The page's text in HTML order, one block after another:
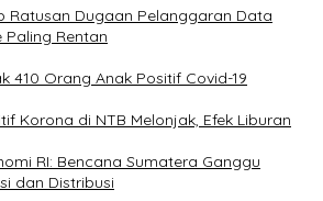
Ratusan Dugaan Pelanggaran Data
Paling Rentan
410 Orang Anak Positif Covid-19
Korona di NTB Melonjak, Efek Liburan
RI: Bencana Sumatera Ganggu
dan Distribusi